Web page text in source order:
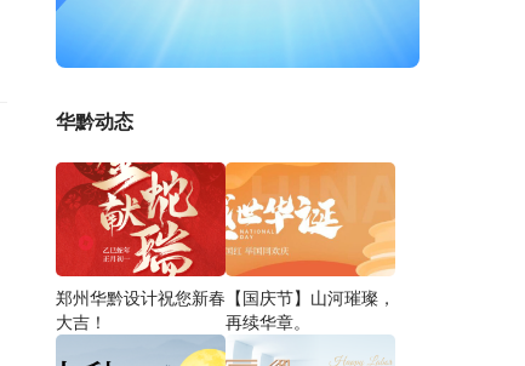
华黔动态
郑州华黔设计祝您新春
大吉！
【国庆节】山河璀璨，
再续华章。